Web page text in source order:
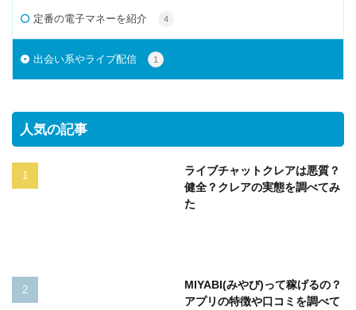
定番の電子マネーを紹介 4
出会い系やライブ配信 1
人気の記事
ライブチャットクレアは悪質？
健全？クレアの実態を調べてみ
た
MIYABI(みやび)って稼げるの？
アプリの特徴や口コミを調べて